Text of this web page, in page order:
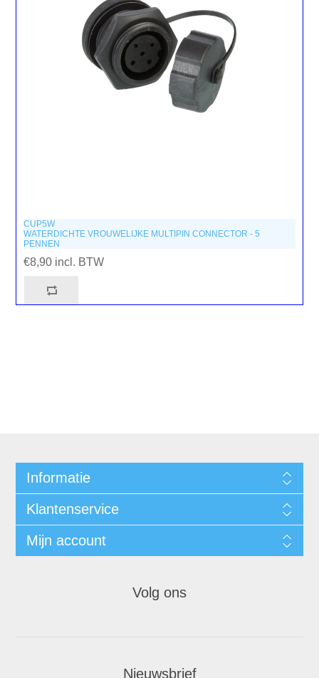
CUP5W
WATERDICHTE VROUWELIJKE MULTIPIN CONNECTOR - 5
PENNEN
€8,90 incl. BTW
Informatie
Klantenservice
Mijn account
Volg ons
Nieuwsbrief